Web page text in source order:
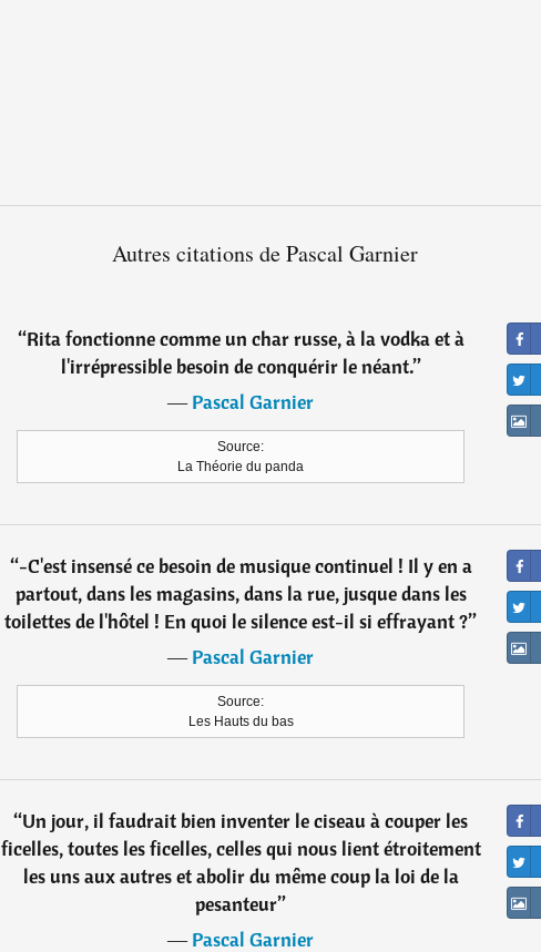
Autres citations de Pascal Garnier
“Rita fonctionne comme un char russe, à la vodka et à
l'irrépressible besoin de conquérir le néant.”
―Pascal Garnier
Source:
La Théorie du panda
“-C'est insensé ce besoin de musique continuel ! Il y en a
partout, dans les magasins, dans la rue, jusque dans les
toilettes de l'hôtel ! En quoi le silence est-il si effrayant ?”
―Pascal Garnier
Source:
Les Hauts du bas
“Un jour, il faudrait bien inventer le ciseau à couper les
ficelles, toutes les ficelles, celles qui nous lient étroitement
les uns aux autres et abolir du même coup la loi de la
pesanteur”
―Pascal Garnier